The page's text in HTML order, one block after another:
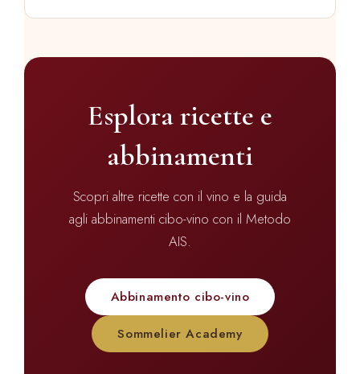
Esplora ricette e
abbinamenti
Scopri altre ricette con il vino e la guida
agli abbinamenti cibo-vino con il Metodo
AIS.
Abbinamento cibo-vino
Sommelier Academy